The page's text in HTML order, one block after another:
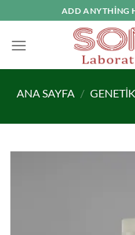
atla
ADD ANYTHING
ANA SAYFA /